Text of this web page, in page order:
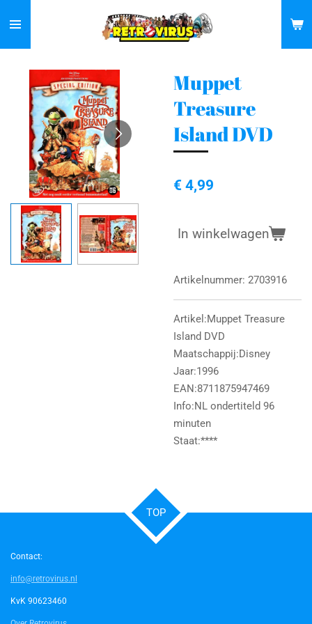
direct
naar
hoofdinhoud
Muppet
Treasure
Island DVD
€ 4,99
In winkelwagen
Artikelnummer: 2703916
Artikel:Muppet Treasure
Island DVD
Maatschappij:Disney
Jaar:1996
EAN:8711875947469
Info:NL ondertiteld 96
minuten
Staat:****
TOP
Contact:
info@retrovirus.nl
KvK 90623460